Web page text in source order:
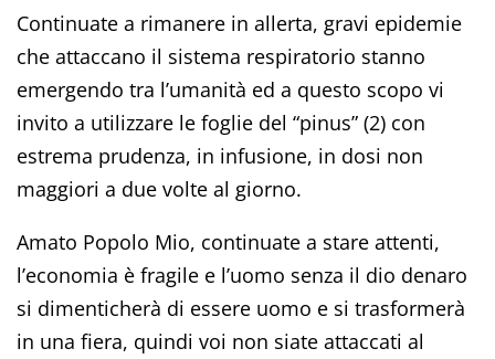
Continuate a rimanere in allerta, gravi epidemie
che attaccano il sistema respiratorio stanno
emergendo tra l’umanità ed a questo scopo vi
invito a utilizzare le foglie del “pinus” (2) con
estrema prudenza, in infusione, in dosi non
maggiori a due volte al giorno.
Amato Popolo Mio, continuate a stare attenti,
l’economia è fragile e l’uomo senza il dio denaro
si dimenticherà di essere uomo e si trasformerà
in una fiera, quindi voi non siate attaccati al